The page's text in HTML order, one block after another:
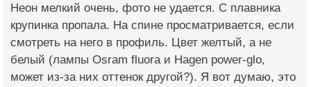
Неон мелкий очень, фото не удается. С плавника
крупинка пропала. На спине просматривается, если
смотреть на него в профиль. Цвет желтый, а не
белый (лампы Osram fluora и Hagen power-glo,
может из-за них оттенок другой?). Я вот думаю, это